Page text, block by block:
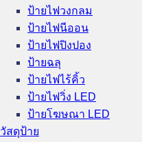
ป้ายไฟวงกลม
ป้ายไฟนีออน
ป้ายไฟปิงปอง
ป้ายฉลุ
ป้ายไฟไร้คิ้ว
ป้ายไฟวิ่ง LED
ป้ายโฆษณา LED
วัสดุป้าย